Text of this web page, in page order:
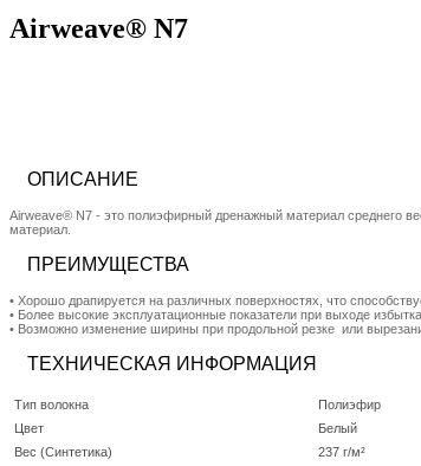
Airweave® N7
ОПИСАНИЕ
Airweave® N7 - это полиэфирный дренажный материал среднего
материал.
ПРЕИМУЩЕСТВА
• Хорошо драпируется на различных поверхностях, что
• Более высокие эксплуатационные показатели при выходе
• Возможно изменение ширины при продольной резке или
ТЕХНИЧЕСКАЯ ИНФОРМАЦИЯ
Тип волокна
Полиэфир
Цвет
Белый
Вес (Синтетика)
237 г/м²